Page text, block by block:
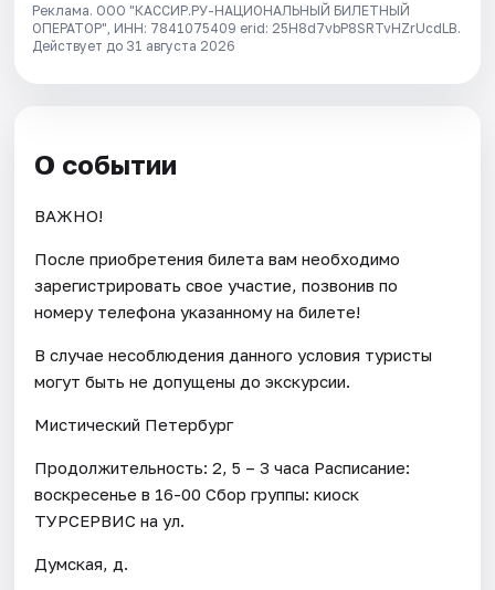
Реклама. ООО "КАССИР.РУ-НАЦИОНАЛЬНЫЙ БИЛЕТНЫЙ
ОПЕРАТОР", ИНН: 7841075409 erid: 25H8d7vbP8SRTvHZrUcdLB.
Действует до 31 августа 2026
О событии
ВАЖНО!
После приобретения билета вам необходимо
зарегистрировать свое участие, позвонив по
номеру телефона указанному на билете!
В случае несоблюдения данного условия туристы
могут быть не допущены до экскурсии.
Мистический Петербург
Продолжительность: 2, 5 – 3 часа Расписание:
воскресенье в 16-00 Сбор группы: киоск
ТУРСЕРВИС на ул.
Думская, д.